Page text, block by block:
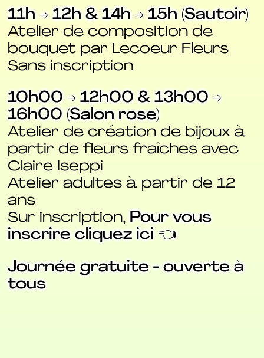
11h → 12h & 14h → 15h (Sautoir)
Atelier de composition de
bouquet par Lecoeur Fleurs
Sans inscription
10h00 → 12h00 & 13h00 →
16h00 (Salon rose)
Atelier de création de bijoux à
partir de fleurs fraîches avec
Claire Iseppi
Atelier adultes à partir de 12
ans
Sur inscription, Pour vous
inscrire cliquez ici 👈
Journée gratuite - ouverte à
tous